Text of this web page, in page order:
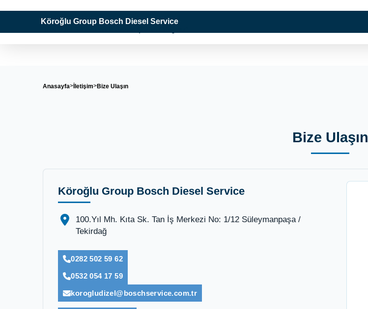
Köroğlu Group Bosch Diesel Service
Anasayfa İletişim Bize Ulaşın
Bize Ulaşın
Köroğlu Group Bosch Diesel Service
100.Yıl Mh. Kıta Sk. Tan İş Merkezi No: 1/12 Süleymanpaşa /
Tekirdağ
0282 502 59 62
0532 054 17 59
korogludizel@boschservice.com.tr